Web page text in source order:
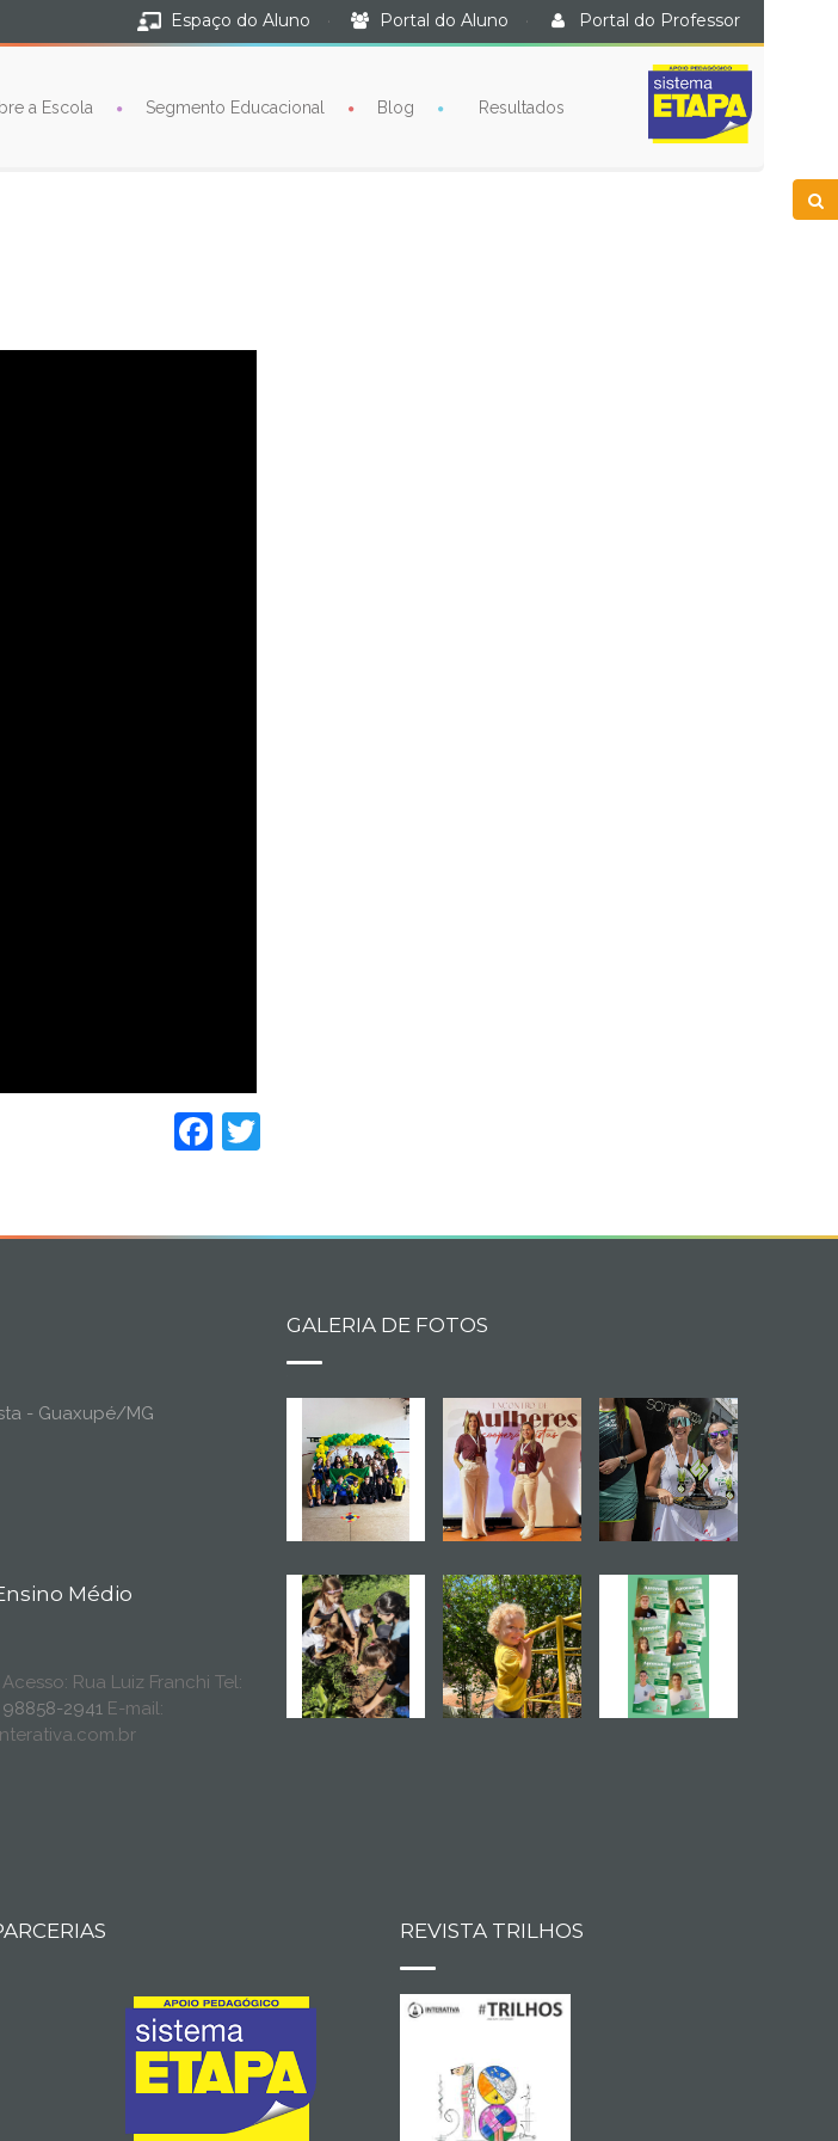
Espaço do Aluno · Portal do Aluno · Portal do Professor
a Escola Segmento Educacional Blog Resultados
Facebook
Twitter
- Guaxupé/MG
Médio
Acesso: Rua Luiz Franchi Tel:
98858-2941E-mail:
GALERIA DE FOTOS
REVISTA TRILHOS